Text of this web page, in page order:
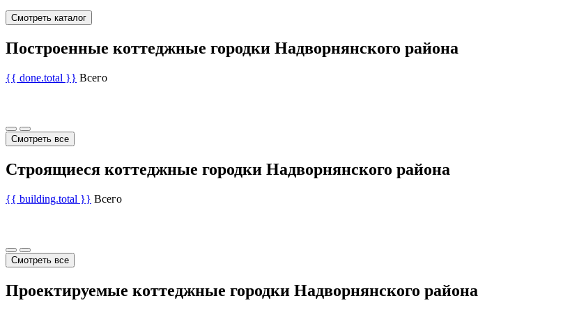
Смотреть каталог
Построенные коттеджные городки Надворнянского района
{{ done.total }} Всего
Смотреть все
Строящиеся коттеджные городки Надворнянского района
{{ building.total }} Всего
Смотреть все
Проектируемые коттеджные городки Надворнянского района